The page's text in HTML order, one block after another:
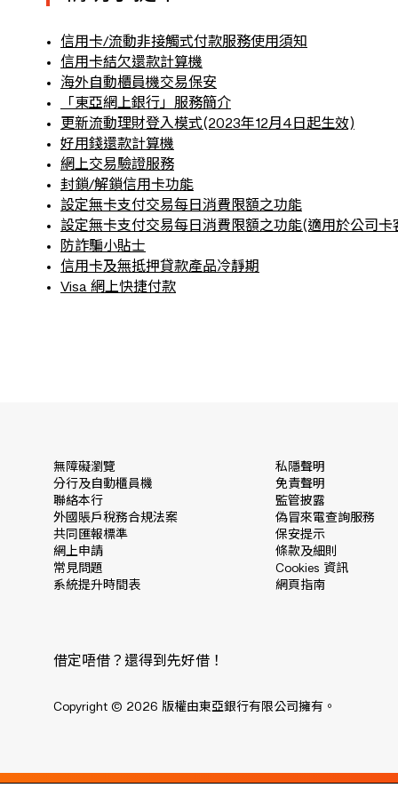
信用卡/流動非接觸式付款服務使用須知
信用卡結欠還款計算機
海外自動櫃員機交易保安
「東亞網上銀行」服務簡介
更新流動理財登入模式(2023年12月4日起生效)
好用錢還款計算機
網上交易驗證服務
封鎖/解鎖信用卡功能
設定無卡支付交易每日消費限額之功能
設定無卡支付交易每日消費限額之功能(適用於公司卡
防詐騙小貼士
信用卡及無抵押貸款產品冷靜期
Visa 網上快捷付款
無障礙瀏覽
分行及自動櫃員機
聯絡本行
外國賬戶稅務合規法案
共同匯報標準
網上申請
常見問題
系統提升時間表
私隱聲明
免責聲明
監管披露
偽冒來電查詢服務
保安提示
條款及細則
Cookies 資訊
網頁指南
借定唔借？還得到先好借！
Copyright © 2026 版權由東亞銀行有限公司擁有。